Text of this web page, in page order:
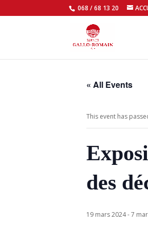
068 / 68 13 20
« All Events
This event has
des
19 mars 2024-7